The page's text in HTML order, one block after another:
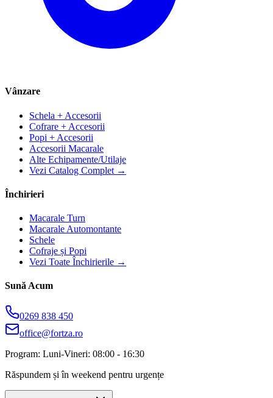
Vânzare
Schela + Accesorii
Cofrare + Accesorii
Popi + Accesorii
Accesorii Macarale
Alte Echipamente/Utilaje
Vezi Catalog Complet →
Închirieri
Macarale Turn
Macarale Automontante
Schele
Cofraje și Popi
Vezi Toate Închirierile →
Sună Acum
0269 838 450
office@fortza.ro
Program: Luni-Vineri: 08:00 - 16:30
Răspundem și în weekend pentru urgențe